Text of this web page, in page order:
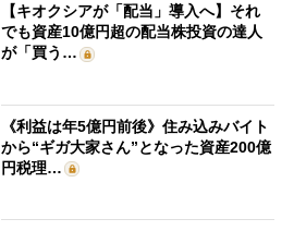
【キオクシアが「配当」導入へ】それ
でも資産10億円超の配当株投資の達人
が「買う…
《利益は年5億円前後》住み込みバイト
から“ギガ大家さん”となった資産200億
円税理…